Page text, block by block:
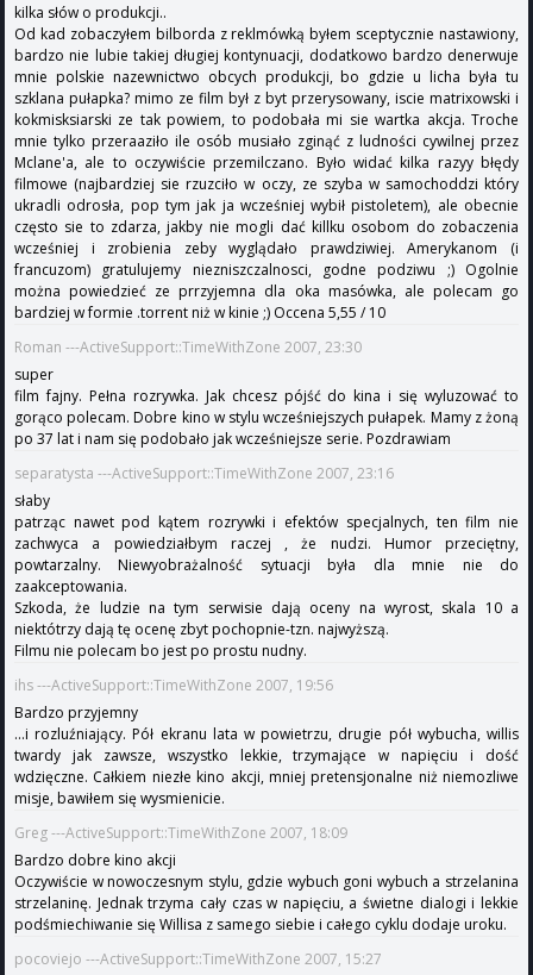
kilka słów o produkcji..
Od kad zobaczyłem bilborda z reklmówką byłem sceptycznie nastawiony,
bardzo nie lubie takiej długiej kontynuacji, dodatkowo bardzo denerwuje
mnie polskie nazewnictwo obcych produkcji, bo gdzie u licha była tu
szklana pułapka? mimo ze film był z byt przerysowany, iscie matrixowski i
kokmisksiarski ze tak powiem, to podobała mi sie wartka akcja. Troche
mnie tylko przeraaziło ile osób musiało zginąć z ludności cywilnej przez
Mclane'a, ale to oczywiście przemilczano. Było widać kilka razyy błędy
filmowe (najbardziej sie rzuzciło w oczy, ze szyba w samochoddzi który
ukradli odrosła, pop tym jak ja wcześniej wybił pistoletem), ale obecnie
często sie to zdarza, jakby nie mogli dać killku osobom do zobaczenia
wcześniej i zrobienia zeby wyglądało prawdziwiej. Amerykanom (i
francuzom) gratulujemy niezniszczalnosci, godne podziwu ;) Ogolnie
można powiedzieć ze prrzyjemna dla oka masówka, ale polecam go
bardziej w formie .torrent niż w kinie ;) Occena 5,55 / 10
Roman ---ActiveSupport::TimeWithZone 2007, 23:30
super
film fajny. Pełna rozrywka. Jak chcesz pójść do kina i się wyluzować to
gorąco polecam. Dobre kino w stylu wcześniejszych pułapek. Mamy z żoną
po 37 lat i nam się podobało jak wcześniejsze serie. Pozdrawiam
separatysta ---ActiveSupport::TimeWithZone 2007, 23:16
słaby
patrząc nawet pod kątem rozrywki i efektów specjalnych, ten film nie
zachwyca a powiedziałbym raczej , że nudzi. Humor przeciętny,
powtarzalny. Niewyobrażalność sytuacji była dla mnie nie do
zaakceptowania.
Szkoda, że ludzie na tym serwisie dają oceny na wyrost, skala 10 a
niektótrzy dają tę ocenę zbyt pochopnie-tzn. najwyższą.
Filmu nie polecam bo jest po prostu nudny.
ihs ---ActiveSupport::TimeWithZone 2007, 19:56
Bardzo przyjemny
...i rozluźniający. Pół ekranu lata w powietrzu, drugie pół wybucha, willis
twardy jak zawsze, wszystko lekkie, trzymające w napięciu i dość
wdzięczne. Całkiem niezłe kino akcji, mniej pretensjonalne niż niemozliwe
misje, bawiłem się wysmienicie.
Greg ---ActiveSupport::TimeWithZone 2007, 18:09
Bardzo dobre kino akcji
Oczywiście w nowoczesnym stylu, gdzie wybuch goni wybuch a strzelanina
strzelaninę. Jednak trzyma cały czas w napięciu, a świetne dialogi i lekkie
podśmiechiwanie się Willisa z samego siebie i całego cyklu dodaje uroku.
pocoviejo ---ActiveSupport::TimeWithZone 2007, 15:27